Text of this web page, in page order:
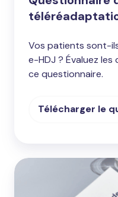
Vos patients sont-
e-HDJ ? Évaluez
ce questionnaire.
Télécharger le
Livre